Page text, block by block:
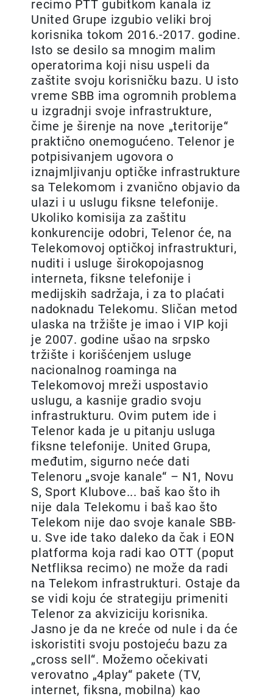
recimo PTT gubitkom kanala iz
United Grupe izgubio veliki broj
korisnika tokom 2016.-2017. godine.
Isto se desilo sa mnogim malim
operatorima koji nisu uspeli da
zaštite svoju korisničku bazu. U isto
vreme SBB ima ogromnih problema
u izgradnji svoje infrastrukture,
čime je širenje na nove „teritorije“
praktično onemogućeno. Telenor je
potpisivanjem ugovora o
iznajmljivanju optičke infrastrukture
sa Telekomom i zvanično objavio da
ulazi i u uslugu fiksne telefonije.
Ukoliko komisija za zaštitu
konkurencije odobri, Telenor će, na
Telekomovoj optičkoj infrastrukturi,
nuditi i usluge širokopojasnog
interneta, fiksne telefonije i
medijskih sadržaja, i za to plaćati
nadoknadu Telekomu. Sličan metod
ulaska na tržište je imao i VIP koji
je 2007. godine ušao na srpsko
tržište i korišćenjem usluge
nacionalnog roaminga na
Telekomovoj mreži uspostavio
uslugu, a kasnije gradio svoju
infrastrukturu. Ovim putem ide i
Telenor kada je u pitanju usluga
fiksne telefonije. United Grupa,
međutim, sigurno neće dati
Telenoru „svoje kanale“ – N1, Novu
S, Sport Klubove... baš kao što ih
nije dala Telekomu i baš kao što
Telekom nije dao svoje kanale SBB-
u. Sve ide tako daleko da čak i EON
platforma koja radi kao OTT (poput
Netfliksa recimo) ne može da radi
na Telekom infrastrukturi. Ostaje da
se vidi koju će strategiju primeniti
Telenor za akviziciju korisnika.
Jasno je da ne kreće od nule i da će
iskoristiti svoju postojeću bazu za
„cross sell“. Možemo očekivati
verovatno „4play“ pakete (TV,
internet, fiksna, mobilna) kao